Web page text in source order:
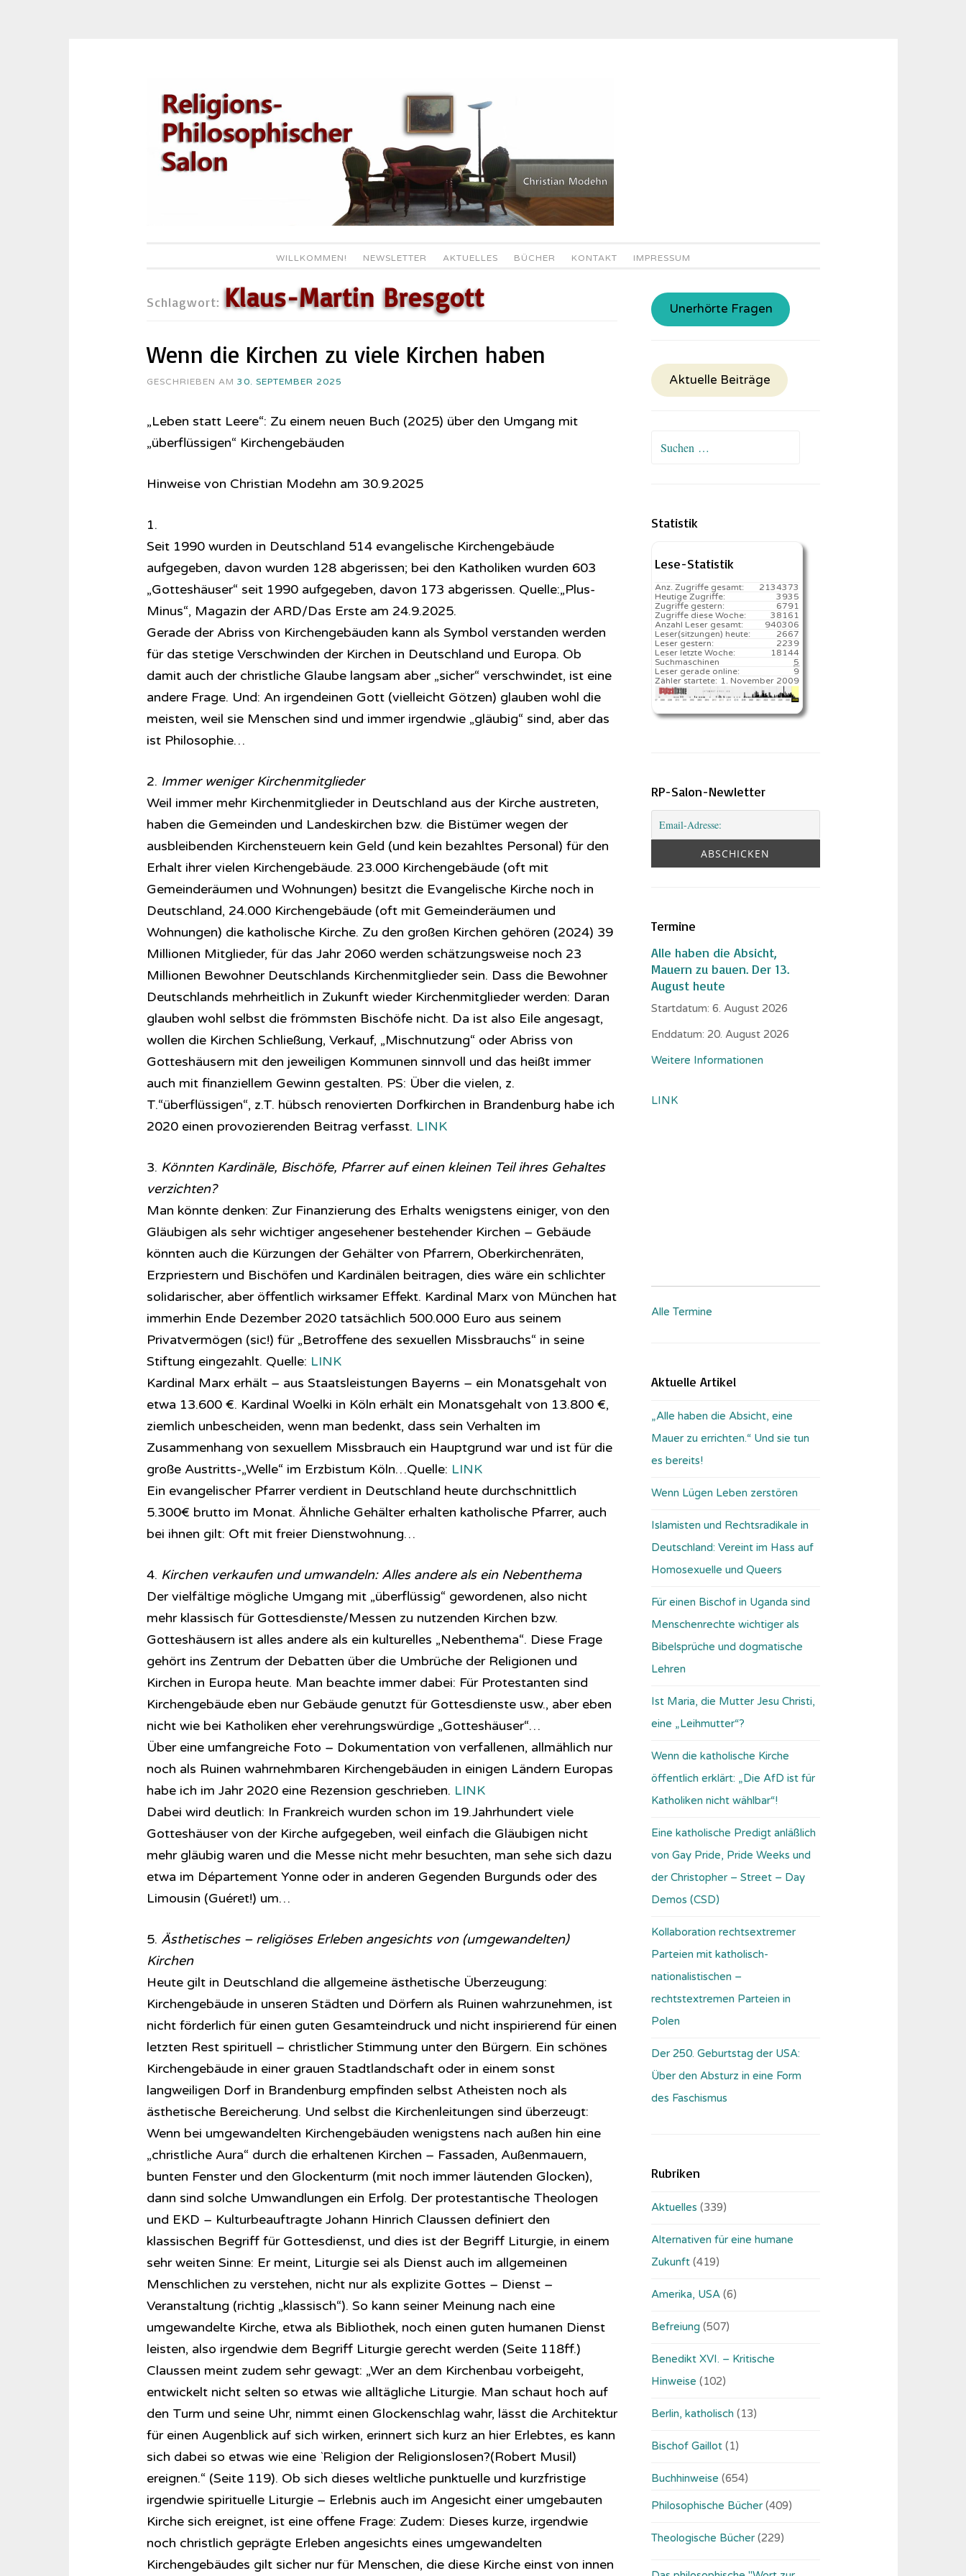
Inhalt
springen
WILLKOMMEN! NEWSLETTER AKTUELLES BÜCHER KONTAKT IMPRESSUM
Schlagwort: Klaus-Martin Bresgott
Wenn die Kirchen zu viele Kirchen haben
GESCHRIEBEN AM 30. SEPTEMBER 2025
„Leben statt Leere“: Zu einem neuen Buch (2025) über den Umgang mit
„überflüssigen“ Kirchengebäuden
Hinweise von Christian Modehn am 30.9.2025
1.
Seit 1990 wurden in Deutschland 514 evangelische Kirchengebäude
aufgegeben, davon wurden 128 abgerissen; bei den Katholiken wurden 603
„Gotteshäuser“ seit 1990 aufgegeben, davon 173 abgerissen. Quelle:„Plus-
Minus“, Magazin der ARD/Das Erste am 24.9.2025.
Gerade der Abriss von Kirchengebäuden kann als Symbol verstanden werden
für das stetige Verschwinden der Kirchen in Deutschland und Europa. Ob
damit auch der christliche Glaube langsam aber „sicher“ verschwindet, ist eine
andere Frage. Und: An irgendeinen Gott (vielleicht Götzen) glauben wohl die
meisten, weil sie Menschen sind und immer irgendwie „gläubig“ sind, aber das
ist Philosophie…
2. Immer weniger Kirchenmitglieder
Weil immer mehr Kirchenmitglieder in Deutschland aus der Kirche austreten,
haben die Gemeinden und Landeskirchen bzw. die Bistümer wegen der
ausbleibenden Kirchensteuern kein Geld (und kein bezahltes Personal) für den
Erhalt ihrer vielen Kirchengebäude. 23.000 Kirchengebäude (oft mit
Gemeinderäumen und Wohnungen) besitzt die Evangelische Kirche noch in
Deutschland, 24.000 Kirchengebäude (oft mit Gemeinderäumen und
Wohnungen) die katholische Kirche. Zu den großen Kirchen gehören (2024) 39
Millionen Mitglieder, für das Jahr 2060 werden schätzungsweise noch 23
Millionen Bewohner Deutschlands Kirchenmitglieder sein. Dass die Bewohner
Deutschlands mehrheitlich in Zukunft wieder Kirchenmitglieder werden: Daran
glauben wohl selbst die frömmsten Bischöfe nicht. Da ist also Eile angesagt,
wollen die Kirchen Schließung, Verkauf, „Mischnutzung“ oder Abriss von
Gotteshäusern mit den jeweiligen Kommunen sinnvoll und das heißt immer
auch mit finanziellem Gewinn gestalten. PS: Über die vielen, z.
T.“überflüssigen“, z.T. hübsch renovierten Dorfkirchen in Brandenburg habe ich
2020 einen provozierenden Beitrag verfasst. LINK
3. Könnten Kardinäle, Bischöfe, Pfarrer auf einen kleinen Teil ihres Gehaltes
verzichten?
Man könnte denken: Zur Finanzierung des Erhalts wenigstens einiger, von den
Gläubigen als sehr wichtiger angesehener bestehender Kirchen – Gebäude
könnten auch die Kürzungen der Gehälter von Pfarrern, Oberkirchenräten,
Erzpriestern und Bischöfen und Kardinälen beitragen, dies wäre ein schlichter
solidarischer, aber öffentlich wirksamer Effekt. Kardinal Marx von München hat
immerhin Ende Dezember 2020 tatsächlich 500.000 Euro aus seinem
Privatvermögen (sic!) für „Betroffene des sexuellen Missbrauchs“ in seine
Stiftung eingezahlt. Quelle: LINK
Kardinal Marx erhält – aus Staatsleistungen Bayerns – ein Monatsgehalt von
etwa 13.600 €. Kardinal Woelki in Köln erhält ein Monatsgehalt von 13.800 €,
ziemlich unbescheiden, wenn man bedenkt, dass sein Verhalten im
Zusammenhang von sexuellem Missbrauch ein Hauptgrund war und ist für die
große Austritts-„Welle“ im Erzbistum Köln…Quelle: LINK
Ein evangelischer Pfarrer verdient in Deutschland heute durchschnittlich
5.300€ brutto im Monat. Ähnliche Gehälter erhalten katholische Pfarrer, auch
bei ihnen gilt: Oft mit freier Dienstwohnung…
4. Kirchen verkaufen und umwandeln: Alles andere als ein Nebenthema
Der vielfältige mögliche Umgang mit „überflüssig“ gewordenen, also nicht
mehr klassisch für Gottesdienste/Messen zu nutzenden Kirchen bzw.
Gotteshäusern ist alles andere als ein kulturelles „Nebenthema“. Diese Frage
gehört ins Zentrum der Debatten über die Umbrüche der Religionen und
Kirchen in Europa heute. Man beachte immer dabei: Für Protestanten sind
Kirchengebäude eben nur Gebäude genutzt für Gottesdienste usw., aber eben
nicht wie bei Katholiken eher verehrungswürdige „Gotteshäuser“…
Über eine umfangreiche Foto – Dokumentation von verfallenen, allmählich nur
noch als Ruinen wahrnehmbaren Kirchengebäuden in einigen Ländern Europas
habe ich im Jahr 2020 eine Rezension geschrieben. LINK
Dabei wird deutlich: In Frankreich wurden schon im 19.Jahrhundert viele
Gotteshäuser von der Kirche aufgegeben, weil einfach die Gläubigen nicht
mehr gläubig waren und die Messe nicht mehr besuchten, man sehe sich dazu
etwa im Département Yonne oder in anderen Gegenden Burgunds oder des
Limousin (Guéret!) um…
5. Ästhetisches – religiöses Erleben angesichts von (umgewandelten)
Kirchen
Heute gilt in Deutschland die allgemeine ästhetische Überzeugung:
Kirchengebäude in unseren Städten und Dörfern als Ruinen wahrzunehmen, ist
nicht förderlich für einen guten Gesamteindruck und nicht inspirierend für einen
letzten Rest spirituell – christlicher Stimmung unter den Bürgern. Ein schönes
Kirchengebäude in einer grauen Stadtlandschaft oder in einem sonst
langweiligen Dorf in Brandenburg empfinden selbst Atheisten noch als
ästhetische Bereicherung. Und selbst die Kirchenleitungen sind überzeugt:
Wenn bei umgewandelten Kirchengebäuden wenigstens nach außen hin eine
„christliche Aura“ durch die erhaltenen Kirchen – Fassaden, Außenmauern,
bunten Fenster und den Glockenturm (mit noch immer läutenden Glocken),
dann sind solche Umwandlungen ein Erfolg. Der protestantische Theologen
und EKD – Kulturbeauftragte Johann Hinrich Claussen definiert den
klassischen Begriff für Gottesdienst, und dies ist der Begriff Liturgie, in einem
sehr weiten Sinne: Er meint, Liturgie sei als Dienst auch im allgemeinen
Menschlichen zu verstehen, nicht nur als explizite Gottes – Dienst –
Veranstaltung (richtig „klassisch“). So kann seiner Meinung nach eine
umgewandelte Kirche, etwa als Bibliothek, noch einen guten humanen Dienst
leisten, also irgendwie dem Begriff Liturgie gerecht werden (Seite 118ff.)
Claussen meint zudem sehr gewagt: „Wer an dem Kirchenbau vorbeigeht,
entwickelt nicht selten so etwas wie alltägliche Liturgie. Man schaut hoch auf
den Turm und seine Uhr, nimmt einen Glockenschlag wahr, lässt die Architektur
für einen Augenblick auf sich wirken, erinnert sich kurz an hier Erlebtes, es kann
sich dabei so etwas wie eine `Religion der Religionslosen?(Robert Musil)
ereignen.“ (Seite 119). Ob sich dieses weltliche punktuelle und kurzfristige
irgendwie spirituelle Liturgie – Erlebnis auch im Angesicht einer umgebauten
Kirche sich ereignet, ist eine offene Frage: Zudem: Dieses kurze, irgendwie
noch christlich geprägte Erleben angesichts eines umgewandelten
Kirchengebäudes gilt sicher nur für Menschen, die diese Kirche einst von innen
Unerhörte Fragen
Aktuelle Beiträge
Suchen
Statistik
Lese-Statistik
2134373
Anz. Zugriffe gesamt:
3935
Heutige Zugriffe:
6791
Zugriffe gestern:
38161
Zugriffe diese Woche:
940306
Anzahl Leser gesamt:
2667️
Leser(sitzungen) heute:
2239
Leser gestern:
18144️
Leser letzte Woche:
5
Suchmaschinen
9
Leser gerade online:
1. November 2009
Zähler startete:
RP-Salon-Newletter
Termine
Alle haben die Absicht,
Mauern zu bauen. Der 13.
August heute
Startdatum:6. August 2026
Enddatum: 20. August 2026
Weitere Informationen
LINK
Alle Termine
Aktuelle Artikel
„Alle haben die Absicht, eine
Mauer zu errichten.“ Und sie tun
es bereits!
Wenn Lügen Leben zerstören
Islamisten und Rechtsradikale in
Deutschland: Vereint im Hass auf
Homosexuelle und Queers
Für einen Bischof in Uganda sind
Menschenrechte wichtiger als
Bibelsprüche und dogmatische
Lehren
Ist Maria, die Mutter Jesu Christi,
eine „Leihmutter“?
Wenn die katholische Kirche
öffentlich erklärt: „Die AfD ist für
Katholiken nicht wählbar“!
Eine katholische Predigt anläßlich
von Gay Pride, Pride Weeks und
der Christopher – Street – Day
Demos (CSD)
Kollaboration rechtsextremer
Parteien mit katholisch-
nationalistischen –
rechtstextremen Parteien in
Polen
Der 250. Geburtstag der USA:
Über den Absturz in eine Form
des Faschismus
Rubriken
Aktuelles (339)
Alternativen für eine humane
Zukunft (419)
Amerika, USA (6)
Befreiung (507)
Benedikt XVI. – Kritische
Hinweise (102)
Berlin, katholisch (13)
Bischof Gaillot (1)
Buchhinweise (654)
Philosophische Bücher (409)
Theologische Bücher (229)